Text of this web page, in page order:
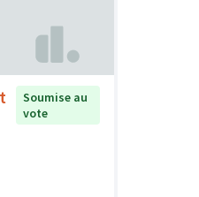
Soumise au
vote